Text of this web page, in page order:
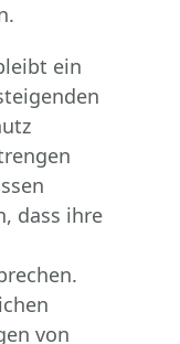
ein
dass ihre
von